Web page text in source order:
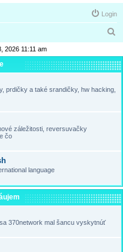
Login
a
r
2026 11:11 am
prdičky a také srandičky, hw hacking,
záležitosti, reversuvačky
čo
language
370network mal šancu vyskytnúť